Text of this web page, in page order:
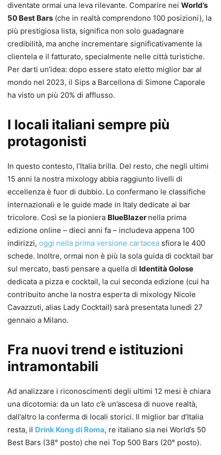
diventate ormai una leva rilevante. Comparire nei World’s
50 Best Bars (che in realtà comprendono 100 posizioni), la
più prestigiosa lista, significa non solo guadagnare
credibilità, ma anche incrementare significativamente la
clientela e il fatturato, specialmente nelle città turistiche.
Per darti un’idea: dopo essere stato eletto miglior bar al
mondo nel 2023, il Sips a Barcellona di Simone Caporale
ha visto un più 20% di afflusso.
I locali italiani sempre più
protagonisti
In questo contesto, l’Italia brilla. Del resto, che negli ultimi
15 anni la nostra mixology abbia raggiunto livelli di
eccellenza è fuor di dubbio. Lo confermano le classifiche
internazionali e le guide made in Italy dedicate ai bar
tricolore. Così se la pioniera BlueBlazer nella prima
edizione online – dieci anni fa – includeva appena 100
indirizzi, oggi nella prima versione cartacea sfiora le 400
schede. Inoltre, ormai non è più la sola guida di cocktail bar
sul mercato, basti pensare a quella di Identità Golose
dedicata a pizza e cocktail, la cui seconda edizione (cui ha
contribuito anche la nostra esperta di mixology Nicole
Cavazzuti, alias Lady Cocktail) sarà presentata lunedì 27
gennaio a Milano.
Fra nuovi trend e istituzioni
intramontabili
Ad analizzare i riconoscimenti degli ultimi 12 mesi è chiara
una dicotomia: da un lato c’è un’ascesa di nuove realtà,
dall’altro la conferma di locali storici. Il miglior bar d’Italia
resta, il Drink Kong di Roma, re italiano sia nei World’s 50
Best Bars (38° posto) che nei Top 500 Bars (20° posto).